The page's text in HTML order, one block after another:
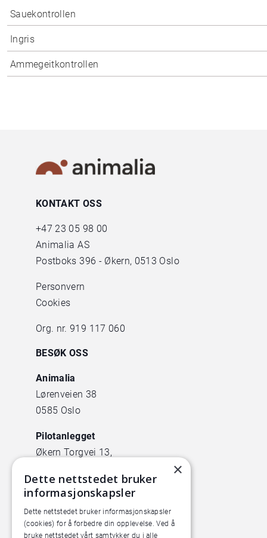
Sauekontrollen
Ingris
Ammegeitkontrollen
KONTAKT OSS
+47 23 05 98 00
Animalia AS
Postboks 396 - Økern, 0513 Oslo
Personvern
Cookies
Org. nr. 919 117 060
BESØK OSS
Animalia
Lørenveien 38
0585 Oslo
Pilotanlegget
Økern Torgvei 13,
×
Dette nettstedet bruker
informasjonskapsler
Dette nettstedet bruker informasjonskapsler
(cookies) for å forbedre din opplevelse. Ved å
bruke nettstedet vårt samtykker du i alle